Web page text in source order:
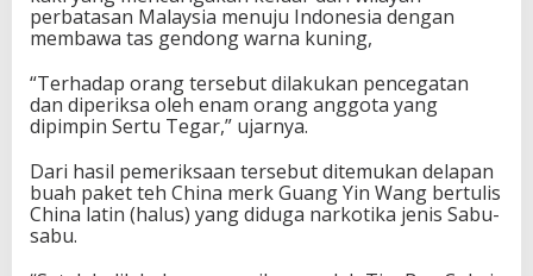
perbatasan Malaysia menuju Indonesia dengan
membawa tas gendong warna kuning,
“Terhadap orang tersebut dilakukan pencegatan
dan diperiksa oleh enam orang anggota yang
dipimpin Sertu Tegar,” ujarnya.
Dari hasil pemeriksaan tersebut ditemukan delapan
buah paket teh China merk Guang Yin Wang bertulis
China latin (halus) yang diduga narkotika jenis Sabu-
sabu.